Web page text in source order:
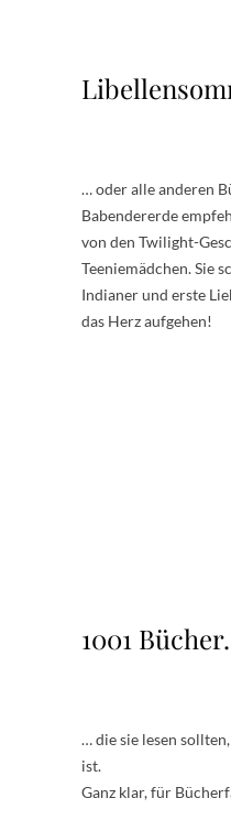
… oder alle anderen
Babendererde
von den Twilight-
Teeniemädchen. Sie
Indianer und erste
das Herz aufgehen!
1001
… die sie lesen
ist.
Ganz klar, für